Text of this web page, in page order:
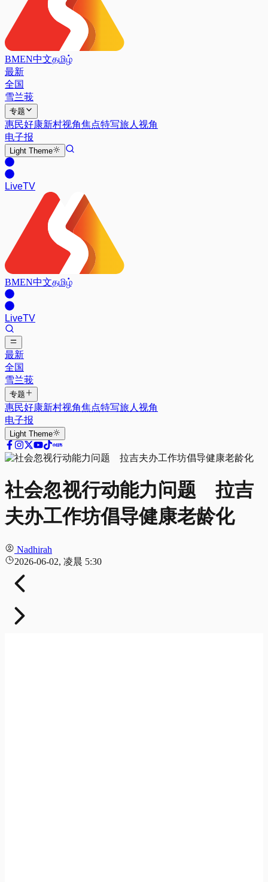
BMEN中文தமிழ்
最新
全国
雪兰莪
专题
惠民好康新村视角焦点特写旅人视角
电子报
Light Theme
LiveTV
BMEN中文தமிழ்
LiveTV
最新
全国
雪兰莪
专题
惠民好康新村视角焦点特写旅人视角
电子报
Light Theme
社会忽视行动能力问题 拉吉
夫办工作坊倡导健康老龄化
Nadhirah
2026-06-02, 凌晨 5:30